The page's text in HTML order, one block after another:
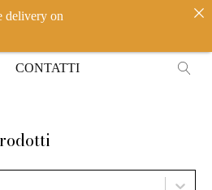
CONTATTI
delivery on